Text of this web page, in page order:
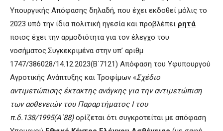
Υπουργικής Απόφασης δηλαδή, που έχει εκδοθεί μόλις το
2023 υπό την ίδια πολιτική ηγεσία και προβλέπει ρητά
ποιος έχει την αρμοδιότητα για τον έλεγχο του
νοσήματος.Συγκεκριμένα στην υπ’ αριθμ
1747/386028/14.12.2023(Β΄7121) Απόφαση του Υφυπουργού
Αγροτικής Ανάπτυξης και Τροφίμων «Σχέδιο
αντιμετώπισης έκτακτης ανάγκης για την αντιμετώπιση
των ασθενειών του Παραρτήματος Ι του
π.δ.138/1995(A΄88)ορίζεται ότι συγκροτείται με απόφαση